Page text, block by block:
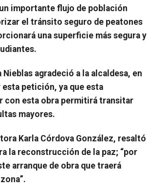
importante flujo de población
el tránsito seguro de peatones
una superficie más segura y
agradeció a la alcaldesa, en
petición, ya que esta
con esta obra permitirá transitar
mayores.
Karla Córdova González, resaltó
la reconstrucción de la paz; “por
arranque de obra que traerá